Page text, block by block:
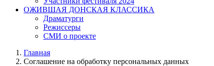
ОЖИВШАЯ ДОНСКАЯ КЛАССИКА
Драматурги
Режиссеры
СМИ о проекте
Главная
Соглашение на обработку персональных данных